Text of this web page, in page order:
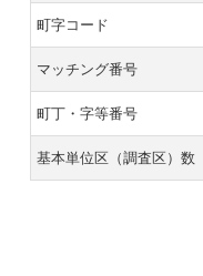
町字コード
マッチング番号
町丁・字等番号
基本単位区（調査区）数